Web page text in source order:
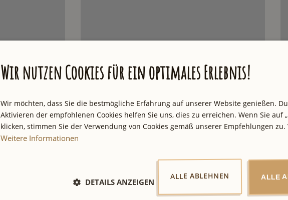
Wir nutzen Cookies für ein optimales Erlebnis!
Wir möchten, dass Sie die bestmögliche Erfahrung auf unserer Website genießen.
Aktivieren der empfohlenen Cookies helfen Sie uns, dies zu erreichen. Wenn Sie auf
klicken, stimmen Sie der Verwendung von Cookies gemäß unserer Empfehlungen zu.
Weitere Informationen
ALLE
ALLE ABLEHNEN
DETAILS ANZEIGEN